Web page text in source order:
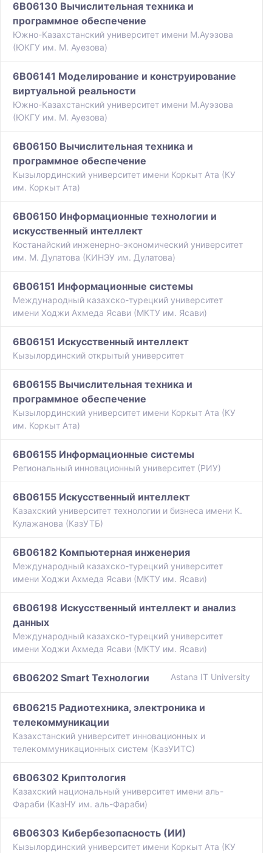
6B06130 Вычислительная техника и
программное обеспечение
Южно-Казахстанский университет имени М.Ауэзова
(ЮКГУ им. М. Ауезова)
6B06141 Моделирование и конструирование
виртуальной реальности
Южно-Казахстанский университет имени М.Ауэзова
(ЮКГУ им. М. Ауезова)
6B06150 Вычислительная техника и
программное обеспечение
Кызылординский университет имени Коркыт Ата (КУ
им. Коркыт Ата)
6B06150 Информационные технологии и
искусственный интеллект
Костанайский инженерно-экономический университет
им. М. Дулатова (КИНЭУ им. Дулатова)
6B06151 Информационные системы
Международный казахско-турецкий университет
имени Ходжи Ахмеда Ясави (МКТУ им. Ясави)
6B06151 Искусственный интеллект
Кызылординский открытый университет
6B06155 Вычислительная техника и
программное обеспечение
Кызылординский университет имени Коркыт Ата (КУ
им. Коркыт Ата)
6B06155 Информационные системы
Региональный инновационный университет (РИУ)
6B06155 Искусственный интеллект
Казахский университет технологии и бизнеса имени К.
Кулажанова (КазУТБ)
6B06182 Компьютерная инженерия
Международный казахско-турецкий университет
имени Ходжи Ахмеда Ясави (МКТУ им. Ясави)
6B06198 Искусственный интеллект и анализ
данных
Международный казахско-турецкий университет
имени Ходжи Ахмеда Ясави (МКТУ им. Ясави)
6B06202 Smart Технологии Astana IT University
6B06215 Радиотехника, электроника и
телекоммуникации
Казахстанский университет инновационных и
телекоммуникационных систем (КазУИТС)
6B06302 Криптология
Казахский национальный университет имени аль-
Фараби (КазНУ им. аль-Фараби)
6B06303 Кибербезопасность (ИИ)
Кызылординский университет имени Коркыт Ата (КУ